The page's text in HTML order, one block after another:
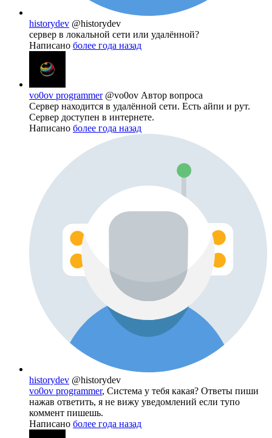
historydev @historydev
сервер в локальной сети или удалённой?
Написано более года назад
vo0ov programmer @vo0ov Автор вопроса
Сервер находится в удалённой сети. Есть айпи и рут.
Сервер доступен в интернете.
Написано более года назад
historydev @historydev
vo0ov programmer, Система у тебя какая? Ответы пиши
нажав ответить, я не вижу уведомлений если тупо
коммент пишешь.
Написано более года назад